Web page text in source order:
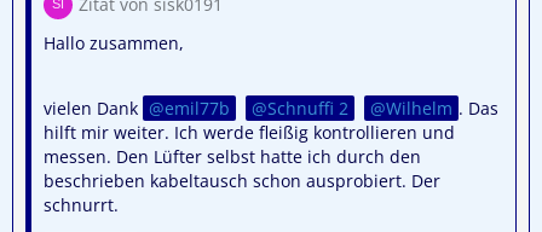
Hallo zusammen,
vielen Dank emil77b Schnuffi 2 Wilhelm . Das
hilft mir weiter. Ich werde fleißig kontrollieren und
messen. Den Lüfter selbst hatte ich durch den
beschrieben kabeltausch schon ausprobiert. Der
schnurrt.